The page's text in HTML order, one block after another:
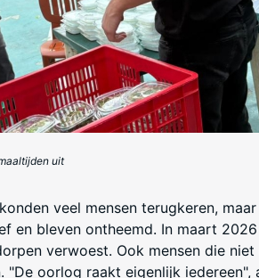
uit
veel mensen terugkeren,
en bleven ontheemd. In maart
verwoest. Ook mensen die
"De oorlog raakt eigenlijk iedereen",